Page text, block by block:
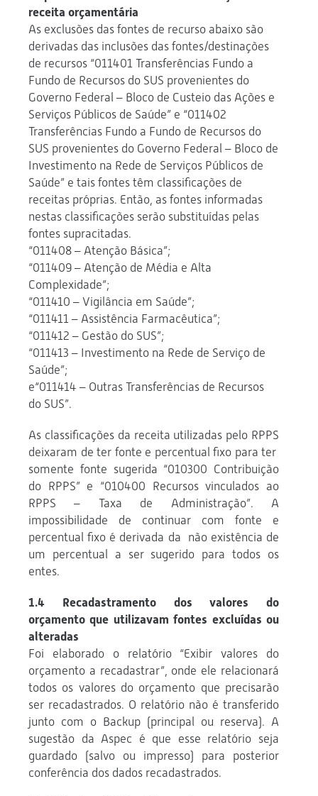
receita orçamentária
As exclusões das fontes de recurso abaixo são
derivadas das inclusões das fontes/destinações
de recursos “011401 Transferências Fundo a
Fundo de Recursos do SUS provenientes do
Governo Federal – Bloco de Custeio das Ações e
Serviços Públicos de Saúde” e “011402
Transferências Fundo a Fundo de Recursos do
SUS provenientes do Governo Federal – Bloco de
Investimento na Rede de Serviços Públicos de
Saúde” e tais fontes têm classificações de
receitas próprias. Então, as fontes informadas
nestas classificações serão substituídas pelas
fontes supracitadas.
“011408 – Atenção Básica”;
“011409 – Atenção de Média e Alta
Complexidade”;
“011410 – Vigilância em Saúde”;
“011411 – Assistência Farmacêutica”;
“011412 – Gestão do SUS”;
“011413 – Investimento na Rede de Serviço de
Saúde”;
e“011414 – Outras Transferências de Recursos
do SUS”.
As classificações da receita utilizadas pelo RPPS
deixaram de ter fonte e percentual fixo para ter
somente fonte sugerida “010300 Contribuição
do RPPS” e “010400 Recursos vinculados ao
RPPS – Taxa de Administração”. A
impossibilidade de continuar com fonte e
percentual fixo é derivada da não existência de
um percentual a ser sugerido para todos os
entes.
1.4 Recadastramento dos valores do
orçamento que utilizavam fontes excluídas ou
alteradas
Foi elaborado o relatório “Exibir valores do
orçamento a recadastrar”, onde ele relacionará
todos os valores do orçamento que precisarão
ser recadastrados. O relatório não é transferido
junto com o Backup (principal ou reserva). A
sugestão da Aspec é que esse relatório seja
guardado (salvo ou impresso) para posterior
conferência dos dados recadastrados.